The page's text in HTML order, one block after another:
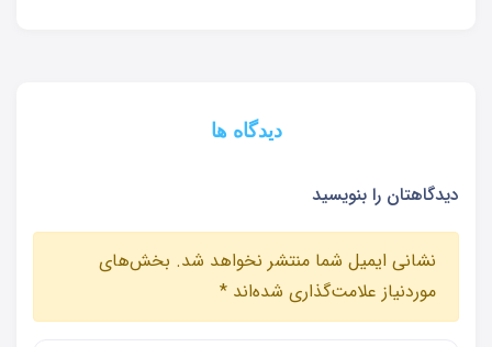
دیدگاه ها
دیدگاهتان را بنویسید
نشانی ایمیل شما منتشر نخواهد شد. بخش‌های
موردنیاز علامت‌گذاری شده‌اند *